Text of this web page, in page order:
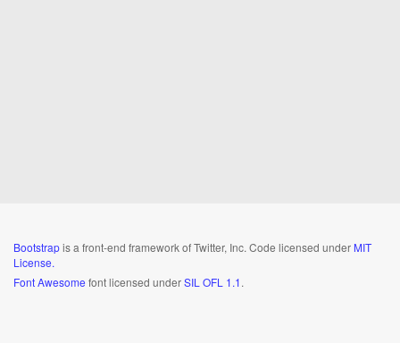
Bootstrapis a front-end framework of Twitter, Inc. Code licensed under MIT
License.
Font Awesome font licensed underSIL OFL 1.1.